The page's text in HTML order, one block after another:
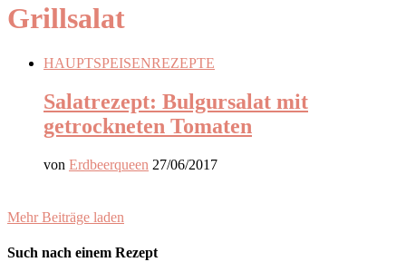
Grillsalat
HAUPTSPEISENREZEPTE
Salatrezept: Bulgursalat mit
getrockneten Tomaten
von Erdbeerqueen 27/06/2017
Mehr Beiträge laden
Such nach einem Rezept